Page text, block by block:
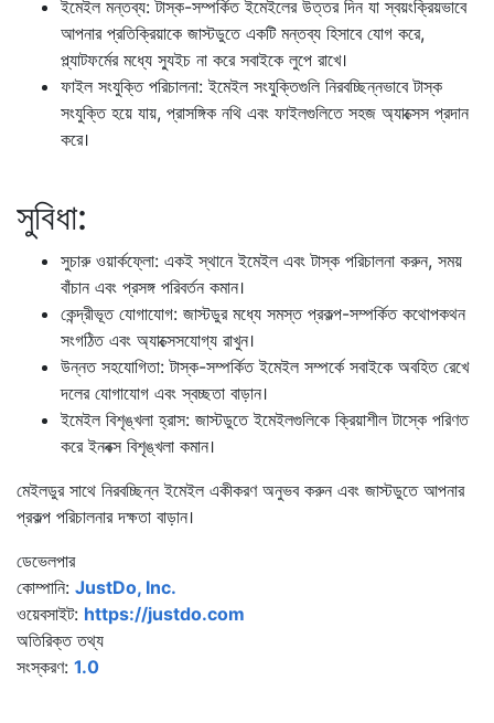
ইমেইল মন্তব্য: টাস্ক-সম্পর্কিত ইমেইলের উত্তর দিন যা স্বয়ংক্রিয়ভাবে
আপনার প্রতিক্রিয়াকে জাস্টডুতে একটি মন্তব্য হিসাবে যোগ করে,
প্ল্যাটফর্মের মধ্যে স্যুইচ না করে সবাইকে লুপে রাখে।
ফাইল সংযুক্তি পরিচালনা: ইমেইল সংযুক্তিগুলি নিরবচ্ছিন্নভাবে টাস্ক
সংযুক্তি হয়ে যায়, প্রাসঙ্গিক নথি এবং ফাইলগুলিতে সহজ অ্যাক্সেস প্রদান
করে।
সুবিধা:
সুচারু ওয়ার্কফ্লো: একই স্থানে ইমেইল এবং টাস্ক পরিচালনা করুন, সময়
বাঁচান এবং প্রসঙ্গ পরিবর্তন কমান।
কেন্দ্রীভূত যোগাযোগ: জাস্টডুর মধ্যে সমস্ত প্রকল্প-সম্পর্কিত কথোপকথন
সংগঠিত এবং অ্যাক্সেসযোগ্য রাখুন।
উন্নত সহযোগিতা: টাস্ক-সম্পর্কিত ইমেইল সম্পর্কে সবাইকে অবহিত রেখে
দলের যোগাযোগ এবং স্বচ্ছতা বাড়ান।
ইমেইল বিশৃঙ্খলা হ্রাস: জাস্টডুতে ইমেইলগুলিকে ক্রিয়াশীল টাস্কে পরিণত
করে ইনবক্স বিশৃঙ্খলা কমান।
মেইলডুর সাথে নিরবচ্ছিন্ন ইমেইল একীকরণ অনুভব করুন এবং জাস্টডুতে আপনার
প্রকল্প পরিচালনার দক্ষতা বাড়ান।
ডেভেলপার
কোম্পানি: JustDo, Inc.
ওয়েবসাইট: https://justdo.com
অতিরিক্ত তথ্য
সংস্করণ: 1.0